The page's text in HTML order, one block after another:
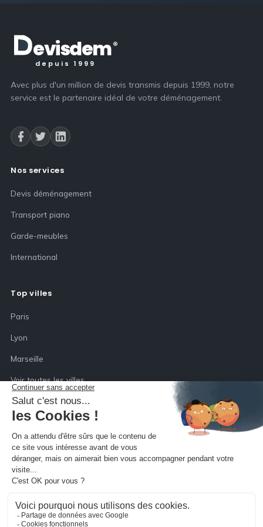
evisdem®
depuis 1999
Avec plus d'un million de devis transmis depuis 1999, notre
service est le partenaire idéal de votre déménagement.
Nos services
Devis déménagement
Transport piano
Garde-meubles
International
Top villes
Paris
Lyon
Marseille
Voir toutes les villes
Société
Qui sommes-nous
Inscription déménageur
Mentions légales
Confidentialité (RGPD)